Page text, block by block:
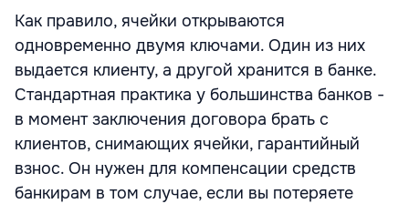
Как правило, ячейки открываются
одновременно двумя ключами. Один из них
выдается клиенту, а другой хранится в банке.
Стандартная практика у большинства банков -
в момент заключения договора брать с
клиентов, снимающих ячейки, гарантийный
взнос. Он нужен для компенсации средств
банкирам в том случае, если вы потеряете